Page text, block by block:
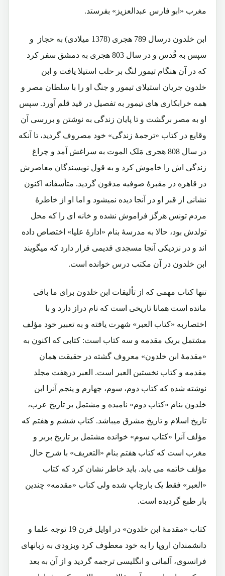
مغرب «ابو فارس عبدالعزیز» بفرستد.
ابن خلدون درسال 789 هجری (1378 میلادی) به حجاز و
سپس به قُدس و در سال 803 هجری به دمشق سفر کرد
که در آن هنگام تیمور لنگ بر حلب استیلا یافت و ابن
خلدون جریان استیلای تیمور و جنگ او را با سلطان مصر و
همه خرابکاری های تیمور به تفصیل در قید قلم آورد. سپس
او به مصر برگشت و تا پایان زندگی به نوشتن و بررسی آن
وقایع در کتاب «ترجمۀ زندگی» خود مصروف گردید، تا آنکه
در سال 808 هجری مَلک الموت به سراغش آمد و چراغ
زندگی اش را خاموش کرد و به قول نویسندگان معاصرش
در قاهره در مقبرۀ صوفیه مدفون گردید. متأسفانه اکنون
نشانی از قبر او در آنجا دیده نمیشود و اما او از خاطرۀ
مردم تونس هرگز فراموش نشده و خانه ای را که محل
تولدش بود، حالا به مدرسۀ بنام «ادارۀ علیا» اختصاص داده
اند و در نزدیکی آنجا مسجدی قدیمی قرار دارد که میگویند
ابن خلدون در آن مکتب درس خوانده است.
تنها کتاب مهمی که از تألیفات ابن خلدون برای ما باقی
مانده است همانا تاریخی است که نام دراز دارد و با
اختصاربه «کتاب العبر» شهرت یافته و به تعبیر خود مؤلف
مشتمل بریک مقدمه و سه کتاب است: کتابی که اکنون به
«مقدمۀ ابن خلدون» معروف گشته در حقیقت همان
مقدمه و کتاب نخستین العبر است. العبر درهفت مجلد
نوشته شده که کتاب دوم، سوم، چهارم و پنجم آنرا ابن
خلدون بنام «کتاب دوم» نامیده و مشتمل بر تاریخ عرب،
تاریخ اسلام و تاریخ مشرق میباشد. کتاب ششم و هفتم که
مؤلف آنرا «کتاب سوم» خوانده مشتمل بر تاریخ بربر و
مغرب است که کتاب هفتم بنام «التعریف» با شرح حال
مؤلف خاتمه می یابد. باید خاطر نشان کرد که کتاب
«العبر» فقط یک بارچاپ شده ولی کتاب «مقدمه» چندین
بار طبع گردیده است.
کتاب «مقدمۀ ابن خلدون» در اوایل قرن 19 توجه علما و
دانشمندان اروپا را به خود معطوف کرد وبزودی به زبانهای
فرانسوی، آلمانی و انگلیسی ترجمه گردید و از آن به بعد